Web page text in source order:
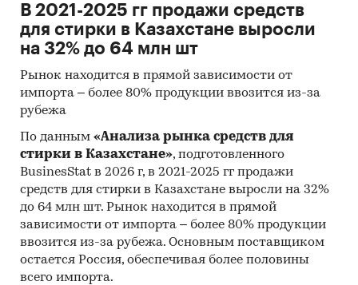
Сайты компаний
Архивы СМИ
Региональные и федеральные СМИ
Инсайдерские источники
Специализированные аналитические
порталы
Методы:
Кабинетное исследование. Поиск и
анализ информации из различных
источников, проведение расчетов.
Статистика и аналитика
В 2021-2025 гг продажи средств
для стирки в Казахстане выросли
на 32% до 64 млн шт
Рынок находится в прямой зависимости от
импорта – более 80% продукции ввозится из-за
рубежа
По данным «Анализа рынка средств для
стирки в Казахстане», подготовленного
BusinesStat в 2026 г, в 2021-2025 гг продажи
средств для стирки в Казахстане выросли на 32%
до 64 млн шт. Рынок находится в прямой
зависимости от импорта – более 80% продукции
ввозится из-за рубежа. Основным поставщиком
остается Россия, обеспечивая более половины
всего импорта.